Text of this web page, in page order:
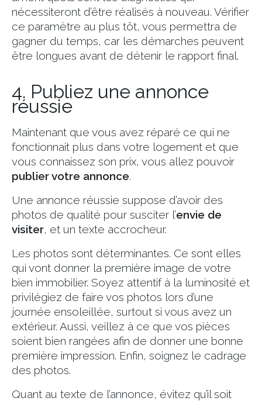
nécessiteront d’être réalisés à nouveau. Vérifier
ce paramètre au plus tôt, vous permettra de
gagner du temps, car les démarches peuvent
être longues avant de détenir le rapport final.
4. Publiez une annonce
réussie
Maintenant que vous avez réparé ce qui ne
fonctionnait plus dans votre logement et que
vous connaissez son prix, vous allez pouvoir
publier votre annonce.
Une annonce réussie suppose d’avoir des
photos de qualité pour susciter l’envie de
visiter, et un texte accrocheur.
Les photos sont déterminantes. Ce sont elles
qui vont donner la première image de votre
bien immobilier. Soyez attentif à la luminosité et
privilégiez de faire vos photos lors d’une
journée ensoleillée, surtout si vous avez un
extérieur. Aussi, veillez à ce que vos pièces
soient bien rangées afin de donner une bonne
première impression. Enfin, soignez le cadrage
des photos.
Quant au texte de l’annonce, évitez qu’il soit